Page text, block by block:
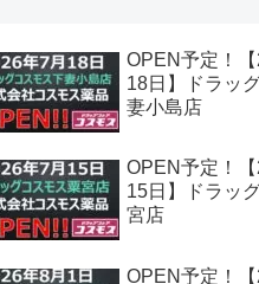
OPEN予定！【
18日】ドラッ
妻小島店
OPEN予定！【
15日】ドラッ
宮店
OPEN予定！